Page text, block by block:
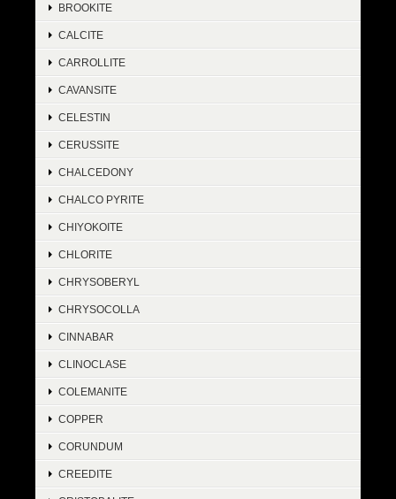
BROOKITE
CALCITE
CARROLLITE
CAVANSITE
CELESTIN
CERUSSITE
CHALCEDONY
CHALCO PYRITE
CHIYOKOITE
CHLORITE
CHRYSOBERYL
CHRYSOCOLLA
CINNABAR
CLINOCLASE
COLEMANITE
COPPER
CORUNDUM
CREEDITE